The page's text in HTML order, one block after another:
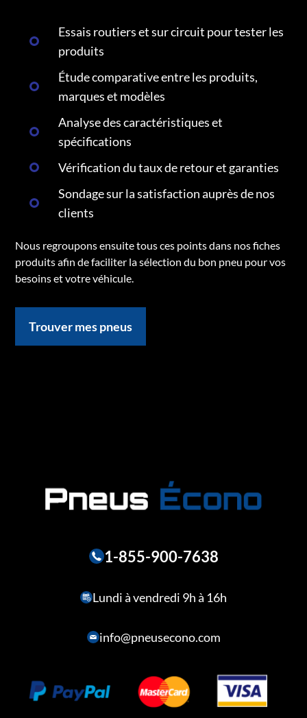
Essais routiers et sur circuit pour tester les
produits
Étude comparative entre les produits,
marques et modèles
Analyse des caractéristiques et
spécifications
Vérification du taux de retour et garanties
Sondage sur la satisfaction auprès de nos
clients
Nous regroupons ensuite tous ces points dans nos fiches
produits afin de faciliter la sélection du bon pneu pour vos
besoins et votre véhicule.
Trouver mes pneus
1-855-900-7638
Lundi à vendredi 9h à 16h
info@pneusecono.com